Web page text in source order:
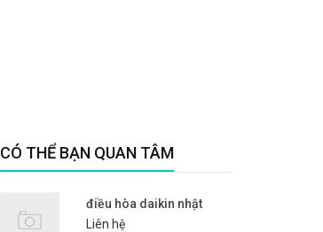
CÓ THỂ BẠN QUAN TÂM
điều hòa daikin nhật
Liên hệ